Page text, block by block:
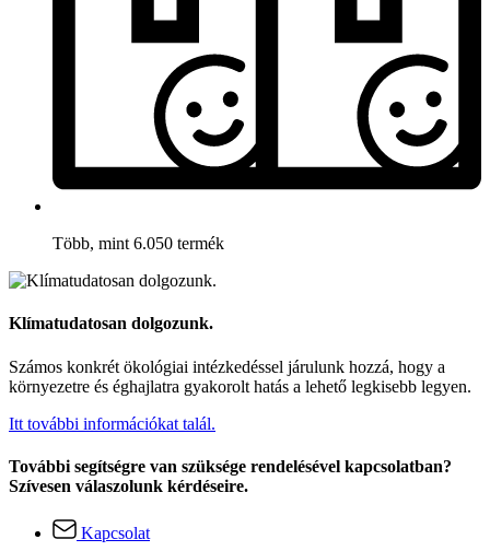
Több, mint 6.050 termék
Klímatudatosan dolgozunk.
Számos konkrét ökológiai intézkedéssel járulunk hozzá, hogy a
környezetre és éghajlatra gyakorolt hatás a lehető legkisebb legyen.
Itt további információkat talál.
További segítségre van szüksége rendelésével kapcsolatban?
Szívesen válaszolunk kérdéseire.
Kapcsolat